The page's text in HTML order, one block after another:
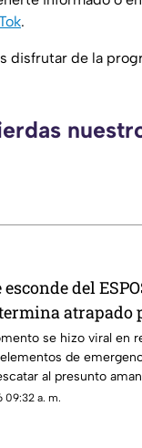
.
disfrutar de la
del
atrapado
así lose hizo viral en
de
al presunto
en un tinaco.
09:32 a. m.